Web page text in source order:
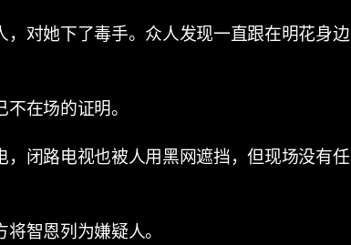
对她下了毒手。众人发现一直跟在明花身边
在场的证明。
闭路电视也被人用黑网遮挡，但现场没有任
智恩列为嫌疑人。